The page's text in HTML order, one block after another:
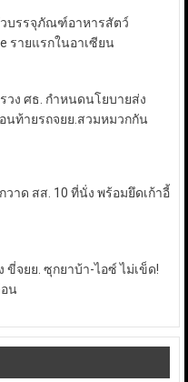
วบรรจุภัณฑ์อาหารสัตว์
รายแรกในอาเซียน
วง ศธ. กำหนดนโยบายส่ง
นท้ายรถจยย.สวมหมวกกัน
วาด สส. 10 ที่นั่ง พร้อมยึดเก้าอี้
จยย. ซุกยาบ้า-ไอซ์ ไม่เข็ด!
อน